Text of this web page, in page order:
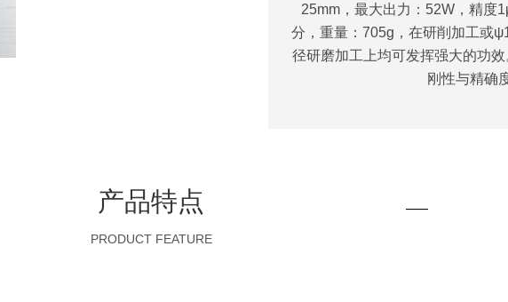
25mm，最大出力：52W，精度
分，重量：705g，在研削加工或
径研磨加工上均可发挥强大的功
刚性与精确
产品特点
PRODUCT FEATURE